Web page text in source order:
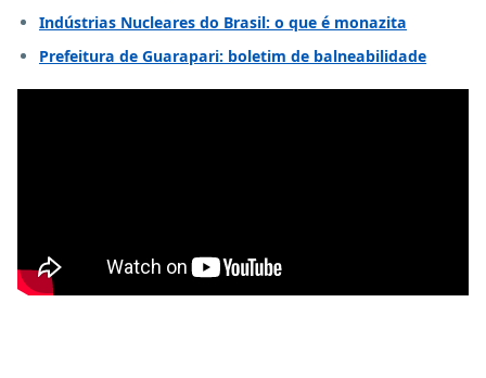
Indústrias Nucleares do Brasil: o que é monazita
Prefeitura de Guarapari: boletim de balneabilidade